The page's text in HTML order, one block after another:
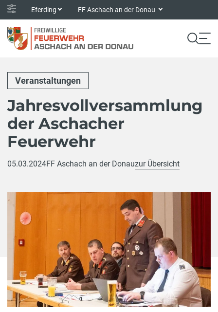
Eferding FF Aschach an der Donau
Veranstaltungen
Jahresvollversammlung
der Aschacher
Feuerwehr
05.03.2024FF Aschach an der Donauzur Übersicht